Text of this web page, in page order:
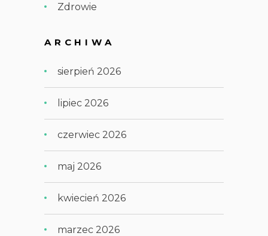
Zdrowie
ARCHIWA
sierpień 2026
lipiec 2026
czerwiec 2026
maj 2026
kwiecień 2026
marzec 2026